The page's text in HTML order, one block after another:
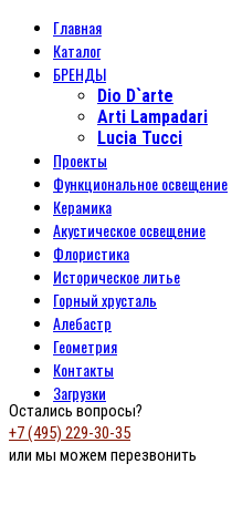
Главная
Каталог
БРЕНДЫ
Dio D`arte
Arti Lampadari
Lucia Tucci
Проекты
Функциональное освещение
Керамика
Акустическое освещение
Флористика
Историческое литье
Горный хрусталь
Алебастр
Геометрия
Контакты
Загрузки
Остались вопросы?
+7 (495) 229-30-35
или мы можем перезвонить